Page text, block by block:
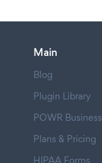
Main
Blog
Plugin Library
POWR Business
Plans & Pricing
HIPAA Forms